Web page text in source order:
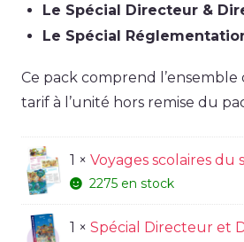
Le Spécial Directeur &
Le Spécial
Ce pack comprend
tarif à l’unité hors remise du
1 × Voyages scolaires du
2275 en stock
1 × Spécial Directeur et